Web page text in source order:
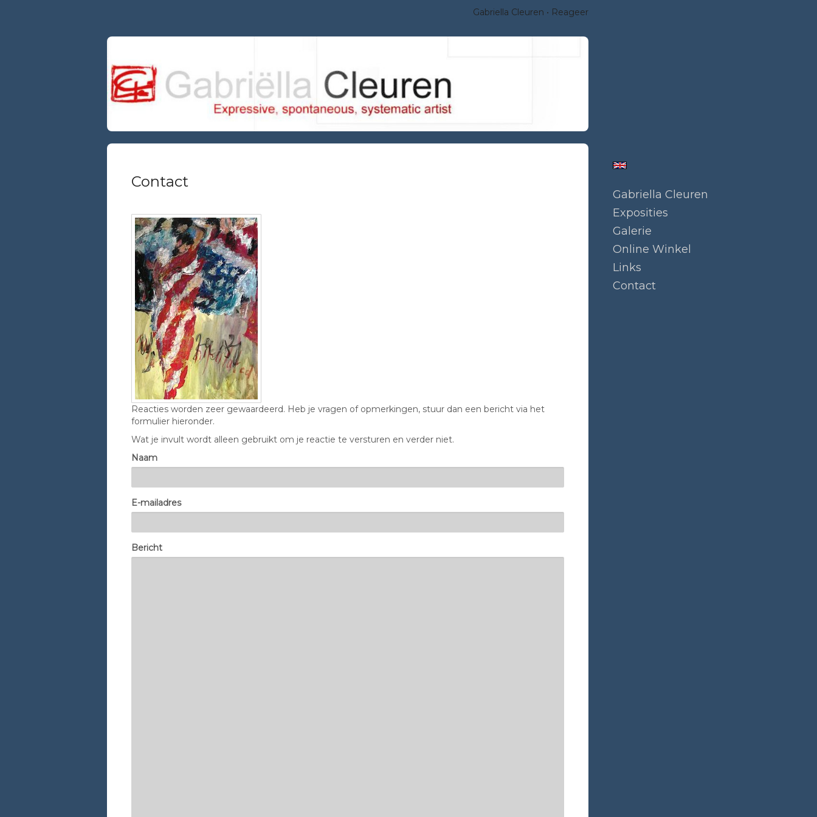
Gabriella Cleuren Reageer
Contact
Reacties worden zeer gewaardeerd. Heb je vragen of opmerkingen, stuur dan een bericht via het
formulier hieronder.
Wat je invult wordt alleen gebruikt om je reactie te versturen en verder niet.
Naam
E-mailadres
Bericht
Gabriella Cleuren
Exposities
Galerie
Online Winkel
Links
Contact